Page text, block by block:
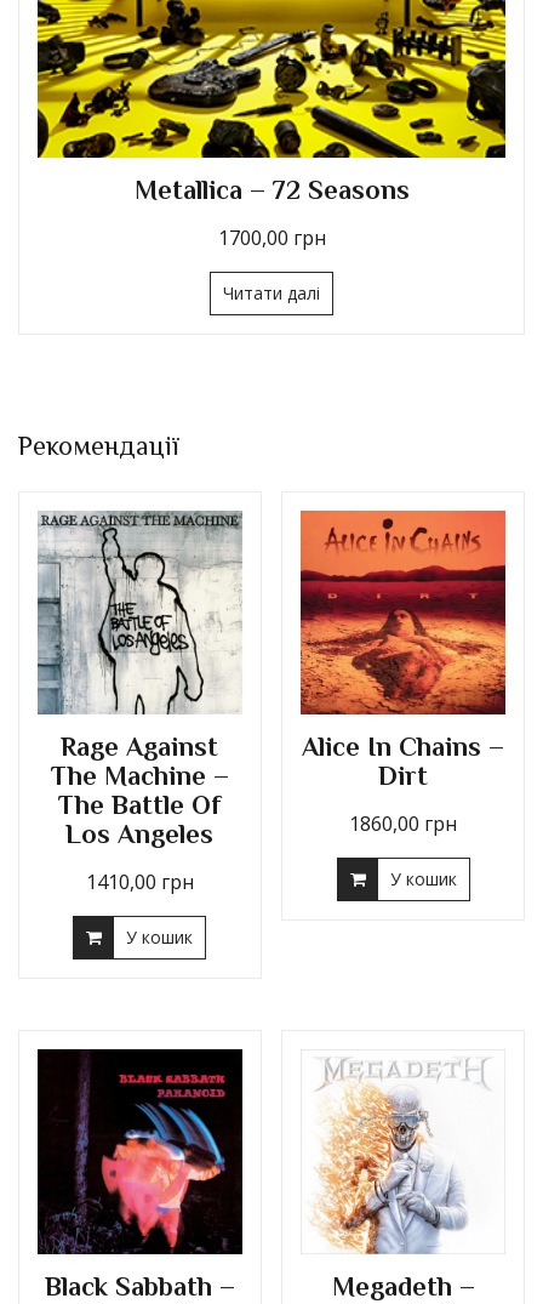
Metallica – 72 Seasons (Limited
1660,00грн
Читати далі
Рекомендації
Rage Against
The Machine –
The Battle Of
Los Angeles
1410,00 грн
У кошик
Alice In Chains –
Dirt
1860,00 грн
У кошик
Black Sabbath –
Megadeth –